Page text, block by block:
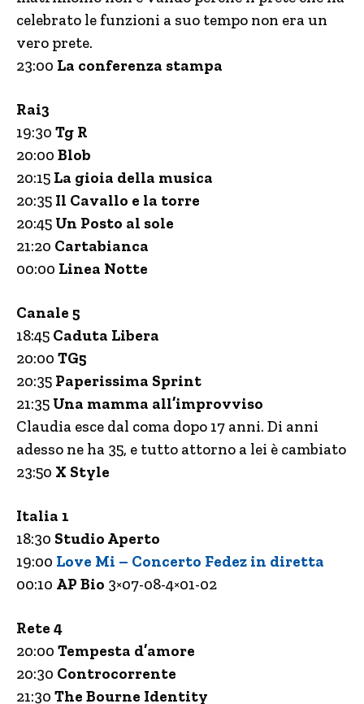
celebrato le funzioni a suo tempo non era un
vero prete.
23:00 La conferenza stampa
Rai3
19:30 Tg R
20:00 Blob
20:15 La gioia della musica
20:35 Il Cavallo e la torre
20:45 Un Posto al sole
21:20 Cartabianca
00:00 Linea Notte
Canale 5
18:45 Caduta Libera
20:00 TG5
20:35 Paperissima Sprint
21:35 Una mamma all’improvviso
Claudia esce dal coma dopo 17 anni. Di anni
adesso ne ha 35, e tutto attorno a lei è cambiato
23:50 X Style
Italia 1
18:30 Studio Aperto
19:00 Love Mi – Concerto Fedez in diretta
00:10 AP Bio 3×07-08-4×01-02
Rete 4
20:00 Tempesta d’amore
20:30 Controcorrente
21:30 The Bourne Identity